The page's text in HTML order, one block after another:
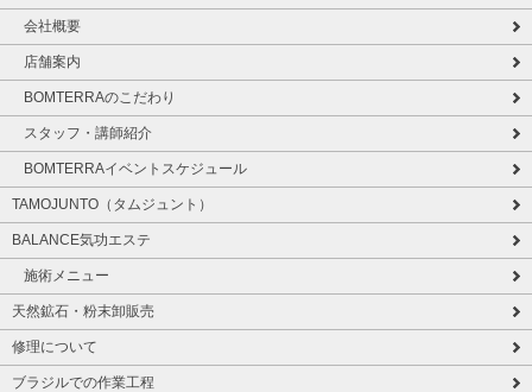
会社概要
店舗案内
BOMTERRAのこだわり
スタッフ・講師紹介
BOMTERRAイベントスケジュール
TAMOJUNTO（タムジュント）
BALANCE気功エステ
施術メニュー
天然鉱石・粉末卸販売
修理について
ブラジルでの作業工程